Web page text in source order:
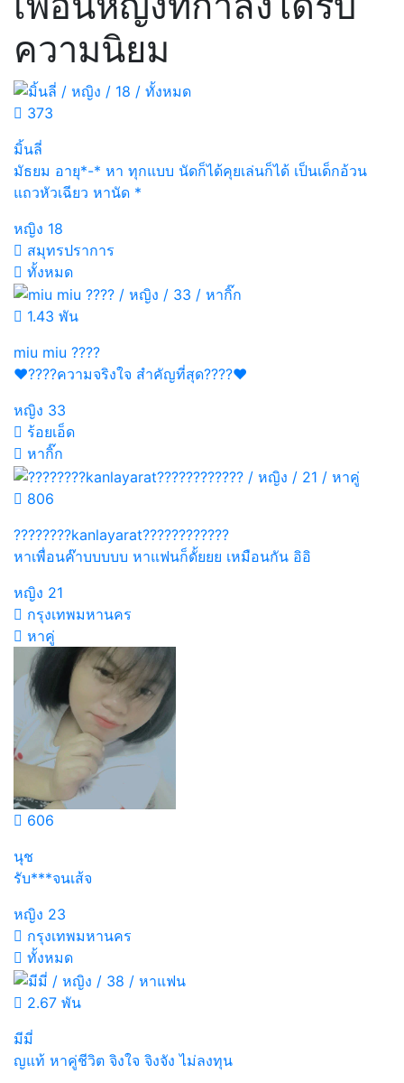
ความนิยม
373
มิ้นลี่
มัธยม อายุ*-* หา ทุกแบบ นัดก็ได้คุยเล่นก็ได้ เป็นเด็กอ้วน
แถวหัวเฉียว หานัด *
หญิง 18
สมุทรปราการ
ทั้งหมด
1.43 พัน
miu miu ????
❤️????ความจริงใจ สำคัญที่สุด????❤️
หญิง 33
ร้อยเอ็ด
หากิ๊ก
806
????????kanlayarat????????????
หาเพื่อนค๊าบบบบบ หาแฟนก็ดั้ยยย เหมือนกัน อิอิ
หญิง 21
กรุงเทพมหานคร
หาคู่
606
นุช
รับ***จนเส้จ
หญิง 23
กรุงเทพมหานคร
ทั้งหมด
2.67 พัน
มีมี่
ญแท้ หาคู่ชีวิต จิงใจ จิงจัง ไม่ลงทุน